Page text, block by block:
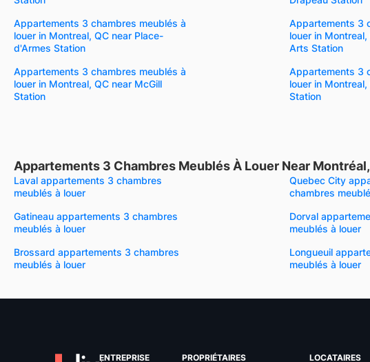
Appartements 3 chambres meublés à
louer in Montreal, QC near Place-
d'Armes Station
Appartements 3
louer in
Arts Station
Appartements 3 chambres meublés à
louer in Montreal, QC near McGill
Station
Appartements 3
louer in
Station
Appartements 3 Chambres Meublés À Louer Near Montréal,
Laval appartements 3 chambres
meublés à louer
Quebec City
chambres
Gatineau appartements 3 chambres
meublés à louer
Dorval
meublés à louer
Brossard appartements 3 chambres
meublés à louer
Longueuil
meublés à louer
ENTREPRISE
PROPRIÉTAIRES
LOCATAIRES